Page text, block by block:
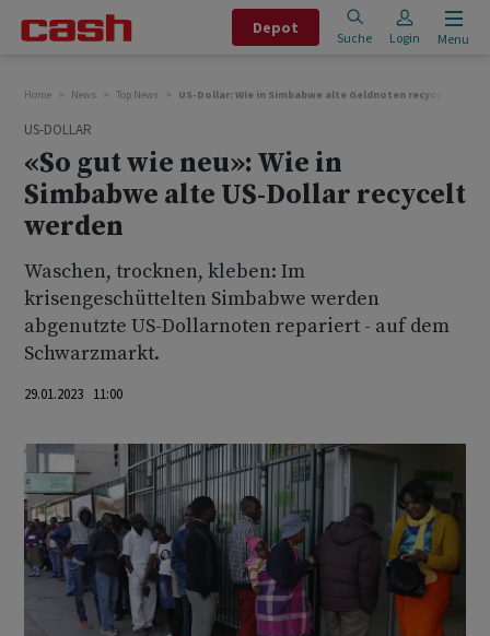
Depot
Suche Login Menu
Home News Top News US-Dollar: Wie in Simbabwe alte Geldnoten recycelt
US-DOLLAR
«So gut wie neu»: Wie in
Simbabwe alte US-Dollar recycelt
werden
Waschen, trocknen, kleben: Im
krisengeschüttelten Simbabwe werden
abgenutzte US-Dollarnoten repariert - auf dem
Schwarzmarkt.
29.01.2023 11:00